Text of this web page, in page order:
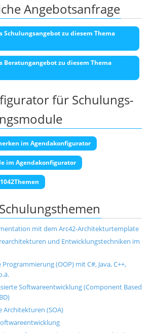
Angebotsanfrage
Schulungsangebot zu diesem Thema
Beratungangebot zu diesem Thema
für Schulungs-
im Agendakonfigurator
im Agendakonfigurator
mit dem Arc42-Architekturtemplate
und Entwicklungstechniken im
(OOP) mit C#, Java, C++,
Softwareentwicklung (Component Based
Architekturen (SOA)